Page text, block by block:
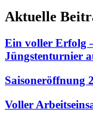
Aktuelle
Ein voller Erfolg
Jüngstenturnier
Saisoneröffnung
Voller